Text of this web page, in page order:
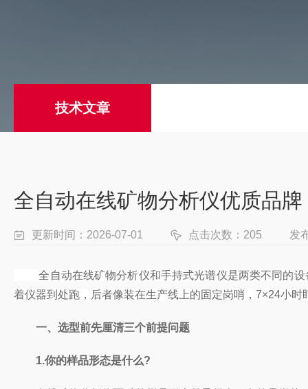
技术文章
全自动在线矿物分析仪优质品
更新时间：2026-07-01 点击次数：205 发
全自动在线矿物分析仪和手持式光谱仪是两类不同的设
着仪器到处跑，后者像装在生产线上的固定岗哨，7×24小时
一、选型前先厘清三个前提问题
1.你的样品形态是什么?